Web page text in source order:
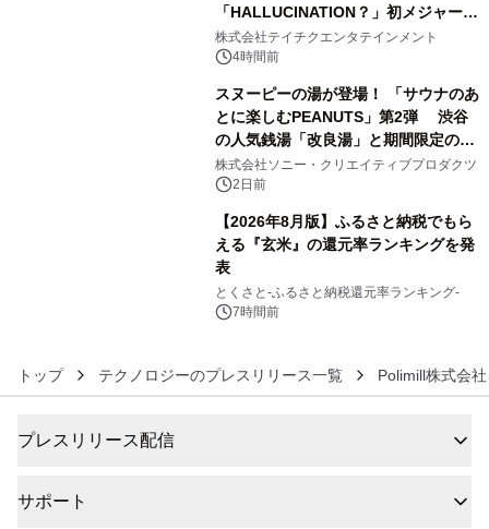
「HALLUCINATION？」初メジャー配
信リリース決定！
株式会社テイチクエンタテインメント
4時間前
スヌーピーの湯が登場！ 「サウナのあ
とに楽しむPEANUTS」第2弾 渋谷
の人気銭湯「改良湯」と期間限定のコ
ラボレーション サウナイキタイコラ
ボグッズも発売決定！
株式会社ソニー・クリエイティブプロダクツ
2日前
【2026年8月版】ふるさと納税でもら
える『玄米』の還元率ランキングを発
表
とくさと-ふるさと納税還元率ランキング-
7時間前
トップ テクノロジーのプレスリリース一覧 Polimill株式会社
プレスリリース配信
サポート